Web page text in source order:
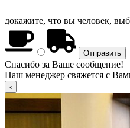
докажите, что вы человек,
Спасибо за Ваше сообщение!
Наш менеджер свяжется с